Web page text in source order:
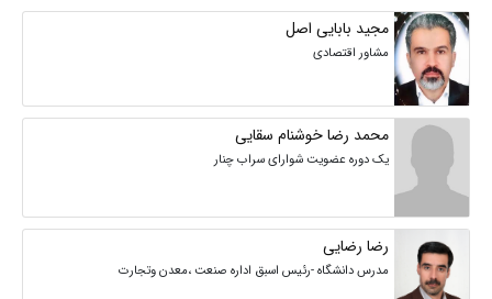
مجید بابایی اصل
مشاور اقتصادی
محمد رضا خوشنام سقایی
یک دوره عضویت شوارای سراب چنار
رضا رضایی
مدرس دانشگاه -رئیس اسبق اداره صنعت ،معدن وتجارت